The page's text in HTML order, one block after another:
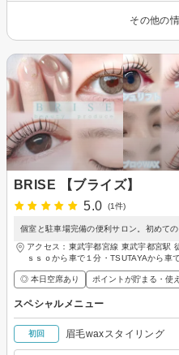
その他の
BRISE 【ブライズ】
5.0
(1件)
個室と駐車場完備の便利サロン。初めて
アクセス：東武宇都宮線 東武宇都宮駅
ｓｓｏから車で１分・TSUTAYAから車
◎ 本日空席あり ポイントが貯まる・使
スペシャルメニュー
初回 眉毛waxスタイリング